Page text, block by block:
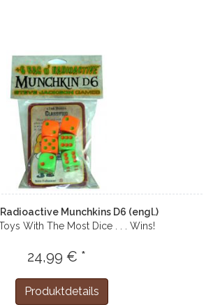
Munchkins D6 (engl.)
With The Most Dice . . . Wins!
24,99 € *
Produktdetails